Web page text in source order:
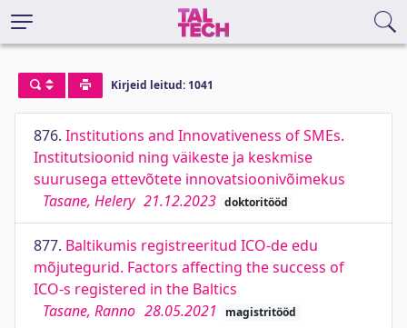
Kirjeid leitud: 1041
876. Institutions and Innovativeness of SMEs.
Institutsioonid ning väikeste ja keskmise
suurusega ettevõtete innovatsioonivõimekus
Tasane, Helery 21.12.2023 doktoritööd
877. Baltikumis registreeritud ICO-de edu
mõjutegurid. Factors affecting the success of
ICO-s registered in the Baltics
Tasane, Ranno 28.05.2021 magistritööd